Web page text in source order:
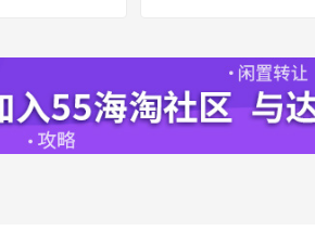
区7月常规主题活动名单公布
1